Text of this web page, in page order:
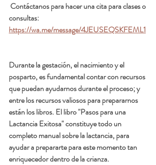
Contáctanos para hacer una cita para clases o
consultas:
https://wa.me/message/4JEUSEQSKFEML1
Durante la gestación, el nacimiento y el
posparto, es fundamental contar con recursos
que puedan ayudarnos durante el proceso; y
entre los recursos valiosos para prepararnos
están los libros. El libro "Pasos para una
Lactancia Exitosa" constituye todo un
completo manual sobre la lactancia, para
ayudar a prepararte para este momento tan
enriquecedor dentro de la crianza.